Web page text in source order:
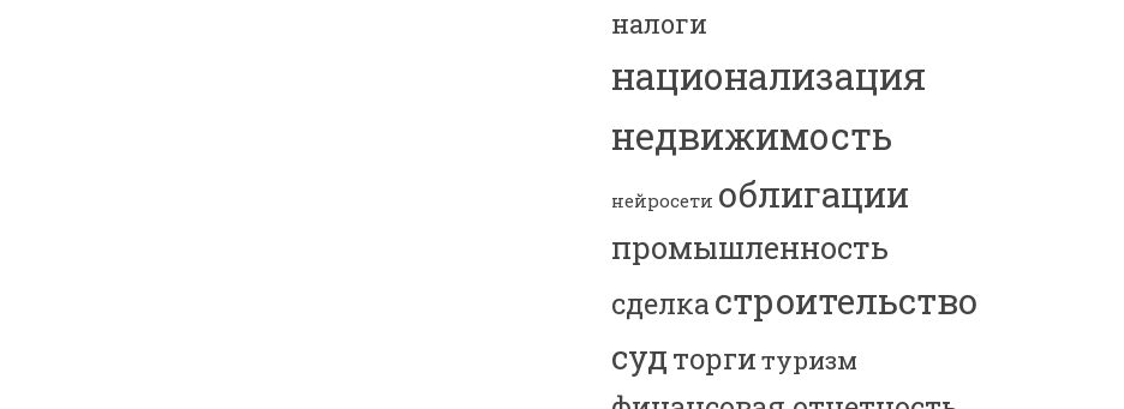
налоги
национализация
недвижимость
нейросети облигации
промышленность
сделкастроительство
судторгитуризм